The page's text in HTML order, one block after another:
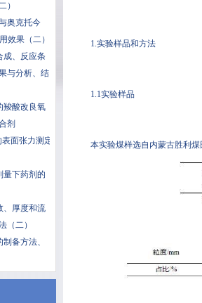
）
奥克托今
效果（二）
、反应条
分析、结
羧酸改良氧
剂
面张力测定
量下药剂的
、厚度和流
（二）
方法、
1.实验样品和方法
1.1实验样品
本实验煤样选自内蒙古胜利煤田